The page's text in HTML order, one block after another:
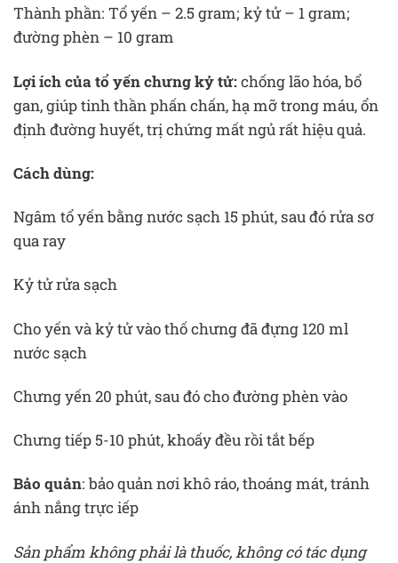
Thành phần: Tổ yến – 2.5 gram; kỷ tử – 1 gram;
đường phèn – 10 gram
Lợi ích của tổ yến chưng kỷ tử:chống lão hóa, bổ
gan, giúp tinh thần phấn chấn, hạ mỡ trong máu, ổn
định đường huyết, trị chứng mất ngủ rất hiệu quả.
Cách dùng:
Ngâm tổ yến bằng nước sạch 15 phút, sau đó rửa sơ
qua ray
Kỷ tử rửa sạch
Cho yến và kỷ tử vào thố chưng đã đựng 120 ml
nước sạch
Chưng yến 20 phút, sau đó cho đường phèn vào
Chưng tiếp 5-10 phút, khoấy đều rồi tắt bếp
Bảo quản: bảo quản nơi khô ráo, thoáng mát, tránh
ánh nắng trực iếp
Sản phẩm không phải là thuốc, không có tác dụng